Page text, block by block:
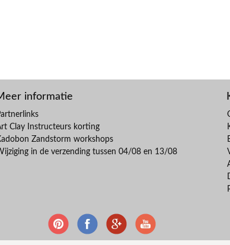
informatie
Clay Instructeurs korting
Zandstorm workshops
in de verzending tussen 04/08 en 13/08